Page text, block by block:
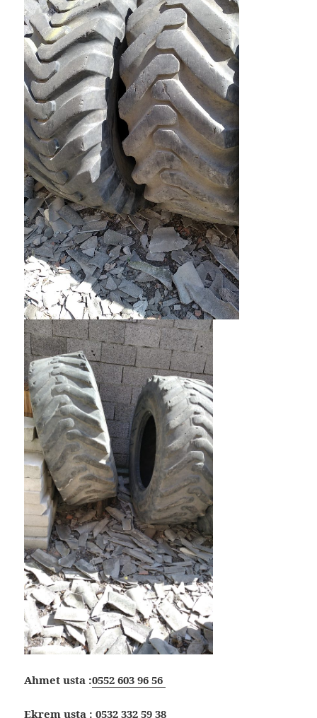
Ahmet usta :0552 603 96 56
Ekrem usta :0532 332 59 38